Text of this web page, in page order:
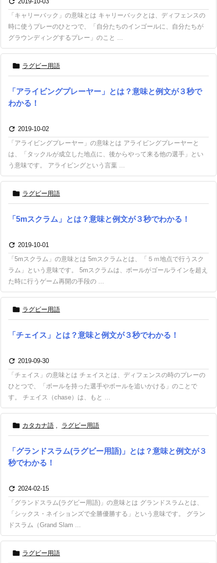
「キャリーバック」の意味とは キャリーバックとは、ディフェンスの
時に使うプレーのひとつで、「自分たちのインゴールに、自分たちが
グラウンディングするプレー」のこと ...
 ラグビー用語
「アライビングプレーヤー」とは？意味と例文が３秒で
わかる！
 2019-10-02
「アライビングプレーヤー」の意味とは アライビングプレーヤーと
は、「タックルが成立した地点に、後からやって来る他の選手」とい
う意味です。 アライビングという言葉 ...
 ラグビー用語
「5mスクラム」とは？意味と例文が３秒でわかる！
 2019-10-01
「5mスクラム」の意味とは 5mスクラムとは、「５ｍ地点で行うスク
ラム」という意味です。 5mスクラムは、ボールがゴールラインを超え
た時に行うゲーム再開の手段の ...
 ラグビー用語
「チェイス」とは？意味と例文が３秒でわかる！
 2019-09-30
「チェイス」の意味とは チェイスとは、ディフェンスの時のプレーの
ひとつで、「ボールを持った選手やボールを追いかける」のことで
す。 チェイス（chase）は、もと ...
 カタカナ語 , ラグビー用語
「グランドスラム(ラグビー用語)」とは？意味と例文が３
秒でわかる！
 2024-02-15
「グランドスラム(ラグビー用語)」の意味とは グランドスラムとは、
「シックス・ネイションズで全勝優勝する」という意味です。 グラン
ドスラム（Grand Slam ...
 ラグビー用語